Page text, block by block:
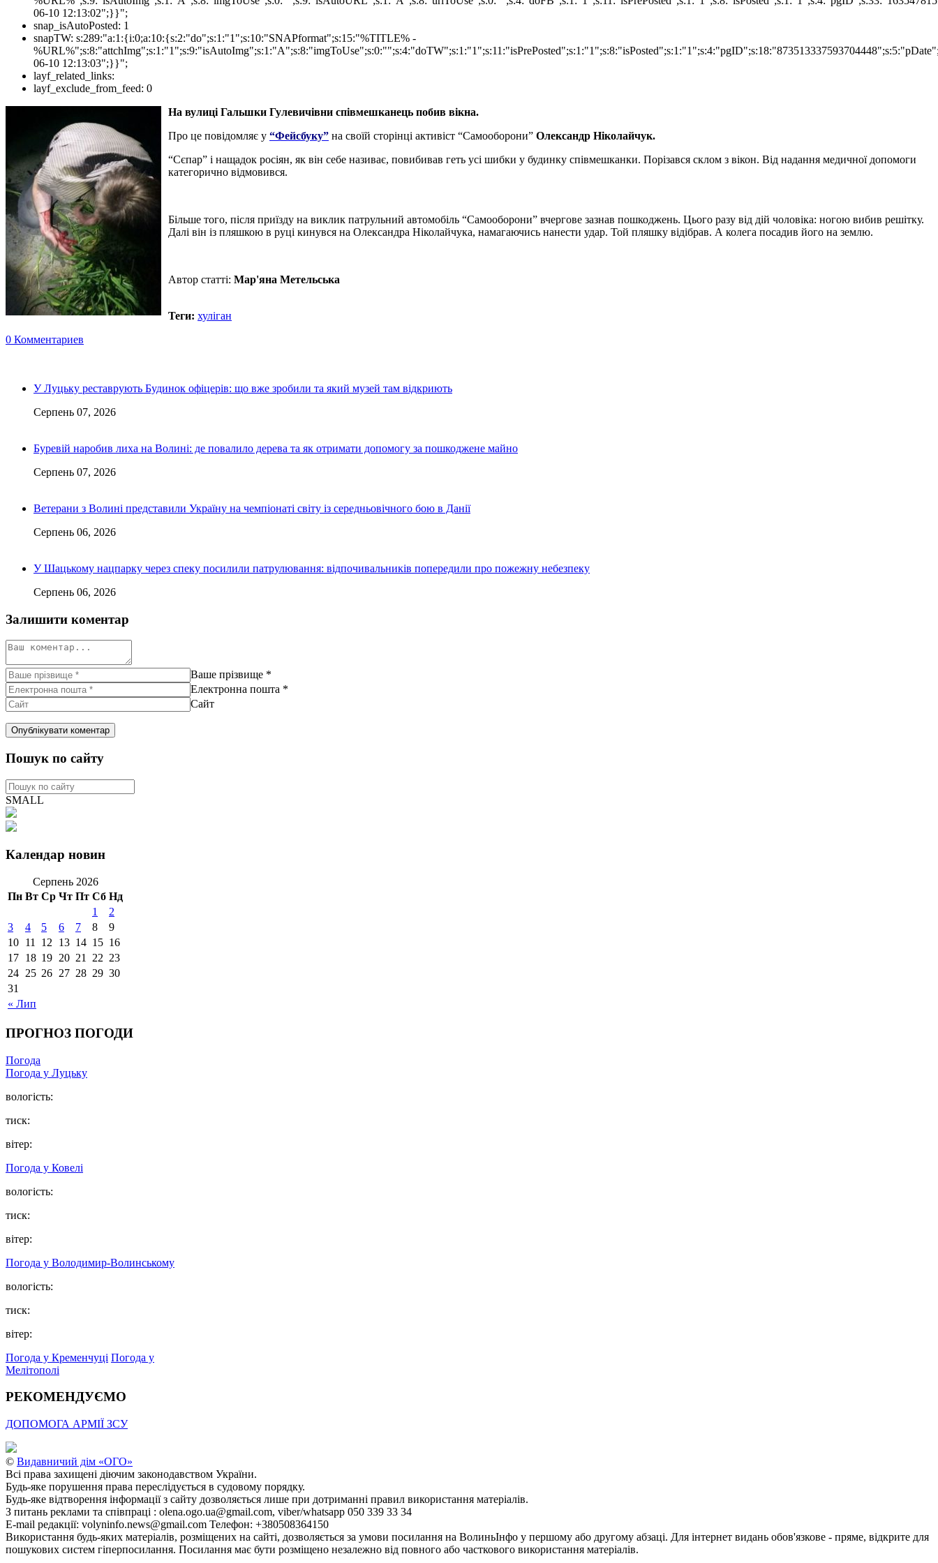
06-10 12:13:02";}}";
snap_isAutoPosted: 1
snapTW: s:289:"a:1:{i:0;a:10:{s:2:"do";s:1:"1";s:10:"SNAPformat";s:15:"%TITLE% -
06-10 12:13:03";}}";
layf_related_links:
layf_exclude_from_feed: 0
На вулиці Гальшки Гулевичівни співмешканець побив вікна.
Про це повідомляє у “Фейсбуку” на своїй сторінці активіст “Самооборони” Олександр Ніколайчук.
“Сєпар” і нащадок росіян, як він себе називає, повибивав геть усі шибки у будинку співмешканки. Порізався склом з вікон. Від надання медичної допомоги
категорично відмовився.
Більше того, після приїзду на виклик патрульний автомобіль “Самооборони” вчергове зазнав пошкоджень. Цього разу від дій чоловіка: ногою вибив решітку.
Далі він із пляшкою в руці кинувся на Олександра Ніколайчука, намагаючись нанести удар. Той пляшку відібрав. А колега посадив його на землю.
Автор статті: Мар'яна Метельська
Теги: хуліган
0 Комментариев
У Луцьку реставрують Будинок офіцерів: що вже зробили та який музей там відкриють
Серпень 07, 2026
Буревій наробив лиха на Волині: де повалило дерева та як отримати допомогу за пошкоджене майно
Серпень 07, 2026
Ветерани з Волині представили Україну на чемпіонаті світу із середньовічного бою в Данії
Серпень 06, 2026
У Шацькому нацпарку через спеку посилили патрулювання: відпочивальників попередили про пожежну небезпеку
Серпень 06, 2026
Залишити коментар
Ваше прізвище *
Електронна пошта *
Сайт
Пошук по сайту
SMALL
Календар новин
Серпень 2026
Пн Вт Ср Чт Пт Сб Нд
« Лип
1
2
3
4 5 6 7 8
9
10 11 12 13 14 15 16
17 18 19 20 21 22 23
24 25 26 27 28 29 30
31
ПРОГНОЗ ПОГОДИ
Погода
Погода у Луцьку
вологість:
тиск:
вітер:
Погода у Ковелі
вологість:
тиск:
вітер:
Погода у Володимир-Волинському
вологість:
тиск:
вітер:
Погода у Кременчуці Погода у
Мелітополі
РЕКОМЕНДУЄМО
ДОПОМОГА АРМІЇ ЗСУ
© Видавничий дім «ОГО»
Всі права захищені діючим законодавством України.
Будь-яке порушення права переслідується в судовому порядку.
Будь-яке відтворення інформації з сайту дозволяється лише при дотриманні правил використання матеріалів.
З питань реклами та співпраці : olena.ogo.ua@gmail.com, viber/whatsapp 050 339 33 34
E-mail редакції: volyninfo.news@gmail.com Телефон: +380508364150
Використання будь-яких матеріалів, розміщених на сайті, дозволяється за умови посилання на ВолиньІнфо у першому або другому абзаці. Для інтернет видань обов'язкове - пряме, відкрите для
пошукових систем гіперпосилання. Посилання має бути розміщено незалежно від повного або часткового використання матеріалів.